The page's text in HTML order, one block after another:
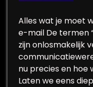
Alles wat je moet
e-mail De termen
zijn onlosmakelijk
nu precies en
Laten we eens